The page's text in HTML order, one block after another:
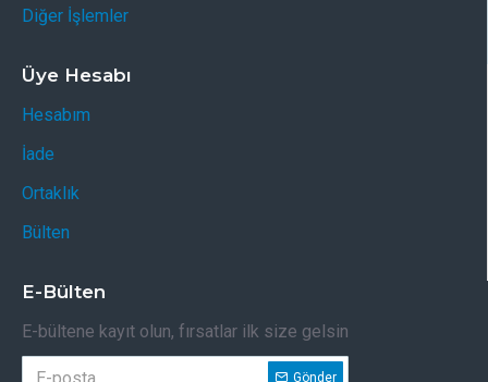
Diğer İşlemler
Üye Hesabı
Hesabım
İade
Ortaklık
Bülten
E-Bülten
E-bültene kayıt olun, fırsatlar ilk size gelsin
Gönder